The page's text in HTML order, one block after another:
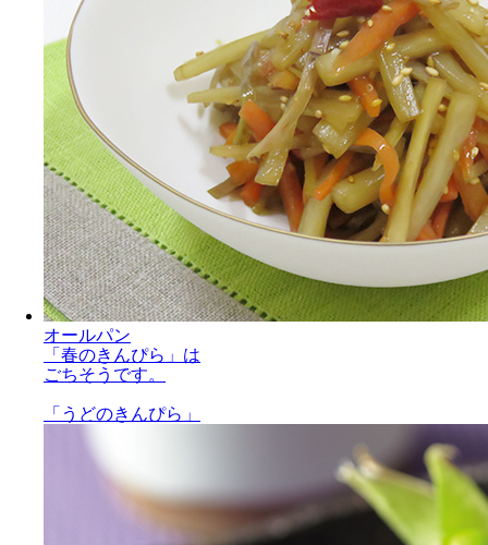
オールパン
「春のきんぴら」は
ごちそうです。
「うどのきんぴら」